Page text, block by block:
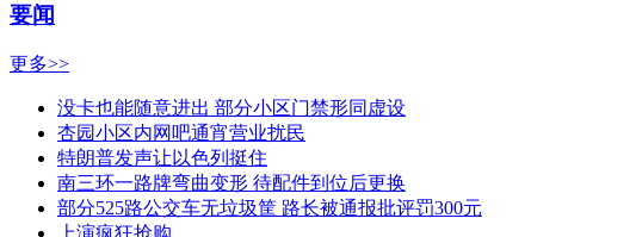
要闻
更多>>
没卡也能随意进出 部分小区门禁形同虚设
杏园小区内网吧通宵营业扰民
特朗普发声让以色列挺住
南三环一路牌弯曲变形 待配件到位后更换
部分525路公交车无垃圾筐 路长被通报批评罚300元